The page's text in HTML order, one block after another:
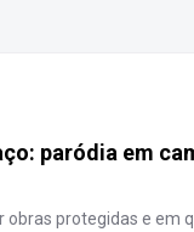
paródia em
obras protegidas e em